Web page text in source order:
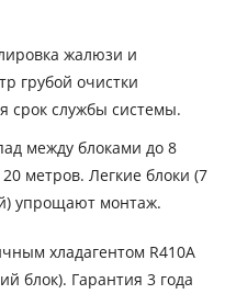
жалюзи и
грубой очистки
срок службы системы.
между блоками до 8
метров. Легкие блоки (7
упрощают монтаж.
хладагентом R410A
блок). Гарантия 3 года